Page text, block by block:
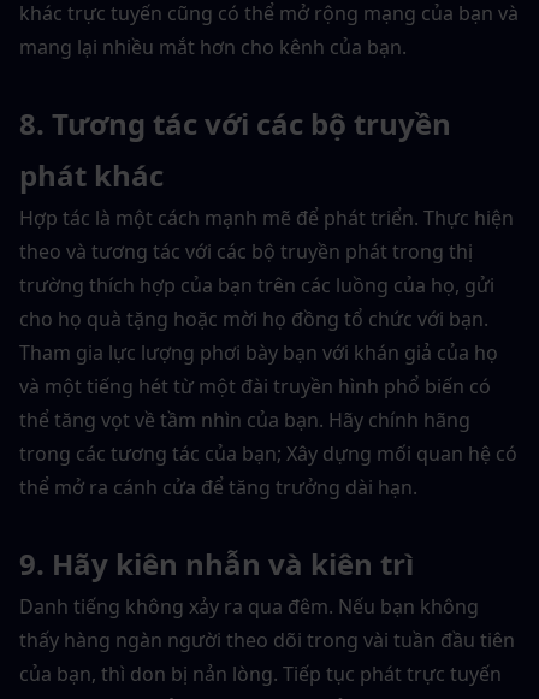
khác trực tuyến cũng có thể mở rộng mạng của bạn và
mang lại nhiều mắt hơn cho kênh của bạn.
8. Tương tác với các bộ truyền
phát khác
Hợp tác là một cách mạnh mẽ để phát triển. Thực hiện
theo và tương tác với các bộ truyền phát trong thị
trường thích hợp của bạn trên các luồng của họ, gửi
cho họ quà tặng hoặc mời họ đồng tổ chức với bạn.
Tham gia lực lượng phơi bày bạn với khán giả của họ
và một tiếng hét từ một đài truyền hình phổ biến có
thể tăng vọt về tầm nhìn của bạn. Hãy chính hãng
trong các tương tác của bạn; Xây dựng mối quan hệ có
thể mở ra cánh cửa để tăng trưởng dài hạn.
9. Hãy kiên nhẫn và kiên trì
Danh tiếng không xảy ra qua đêm. Nếu bạn không
thấy hàng ngàn người theo dõi trong vài tuần đầu tiên
của bạn, thì don bị nản lòng. Tiếp tục phát trực tuyến